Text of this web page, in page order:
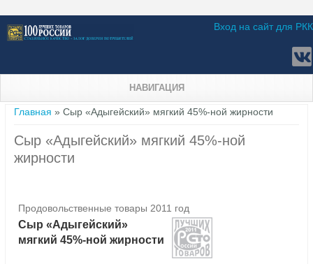
Вход на сайт для РКК
НАВИГАЦИЯ
Вы здесь
Главная » Сыр «Адыгейский» мягкий 45%-ной жирности
Сыр «Адыгейский» мягкий 45%-ной
жирности
Продовольственные товары 2011 год
Сыр «Адыгейский»
мягкий 45%-ной жирности